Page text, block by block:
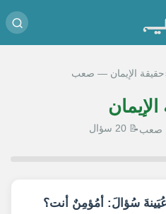
حقيقة الإيمان — صعب
صعب 📝 20 سؤال
سُؤالَ: أمُؤمِنٌ أنت؟